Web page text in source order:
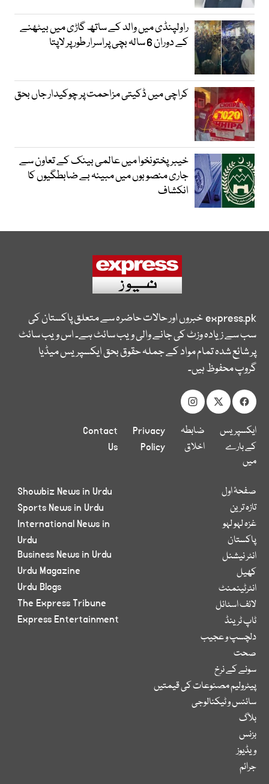
راولپنڈی میں والد کے ساتھ گاڑی میں بیٹھنے
کے دوران 6 سالہ بچی پراسرار طور پر لاپتا
کراچی میں ڈکیتی مزاحمت پر چوکیدار جاں بحق
خیبرپختونخوا میں عالمی بینک کے تعاون سے
جاری منصوبوں میں مبینہ بے ضابطگیوں کا
انکشاف
express.pkخبروں اور حالات حاضرہ سے متعلق پاکستان کی
سب سے زیادہ وزٹ کی جانے والی ویب سائٹ ہے۔ اس ویب سائٹ
پر شائع شدہ تمام مواد کے جملہ حقوق بحق ایکسپریس میڈیا
گروپ محفوظ ہیں۔
ایکسپریس
کے بارے
میں
ضابطہ
اخلاق
Privacy
Policy
Contact
Us
صفحۂ اول
تازہ ترین
غزہ لہو لہو
پاکستان
انٹر نیشنل
کھیل
انٹرٹینمنٹ
لائف اسٹائل
ٹاپ ٹرینڈ
دلچسپ و عجیب
صحت
سونے کے نرخ
پیٹرولیم مصنوعات کی قیمتیں
سائنس و ٹیکنالوجی
بلاگ
بزنس
ویڈیوز
جرائم
Showbiz News in Urdu
Sports News in Urdu
International News in
Urdu
Business News in Urdu
Urdu Magazine
Urdu Blogs
The Express Tribune
Express Entertainment